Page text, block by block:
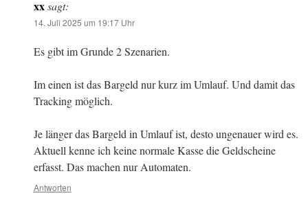
xx sagt:
14. Juli 2025 um 19:17 Uhr
Es gibt im Grunde 2 Szenarien.
Im einen ist das Bargeld nur kurz im Umlauf. Und damit das
Tracking möglich.
Je länger das Bargeld in Umlauf ist, desto ungenauer wird es.
Aktuell kenne ich keine normale Kasse die Geldscheine
erfasst. Das machen nur Automaten.
Antworten